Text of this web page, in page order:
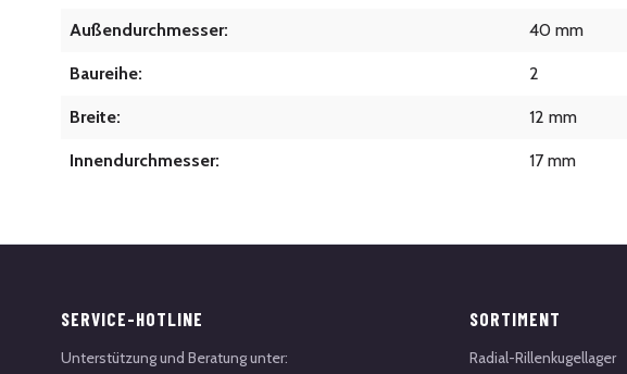
Außendurchmesser: 40 mm
Baureihe: 2
Breite: 12 mm
Innendurchmesser: 17 mm
SERVICE-HOTLINE
Unterstützung und Beratung unter:
SORTIMENT
Radial-Rillenkugellager